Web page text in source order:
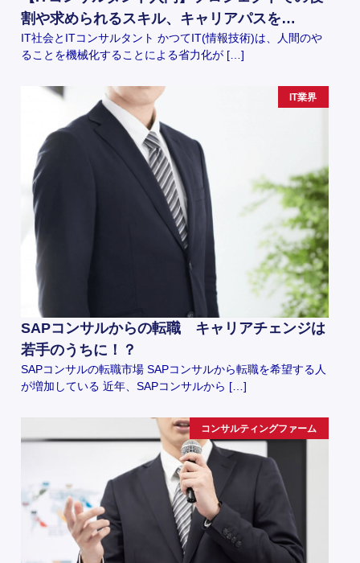
割や求められるスキル、キャリアパスを…
IT社会とITコンサルタント かつてIT(情報技術)は、人間のや
ることを機械化することによる省力化が […]
IT業界
SAPコンサルからの転職 キャリアチェンジは
若手のうちに！？
SAPコンサルの転職市場 SAPコンサルから転職を希望する人
が増加している 近年、SAPコンサルから […]
コンサルティングファーム